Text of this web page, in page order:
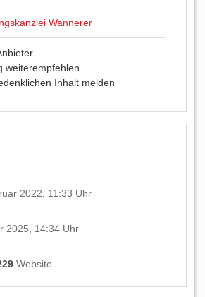
Wannerer
weiterempfehlen
Inhalt melden
2022, 11:33 Uhr
2025, 14:34 Uhr
Website